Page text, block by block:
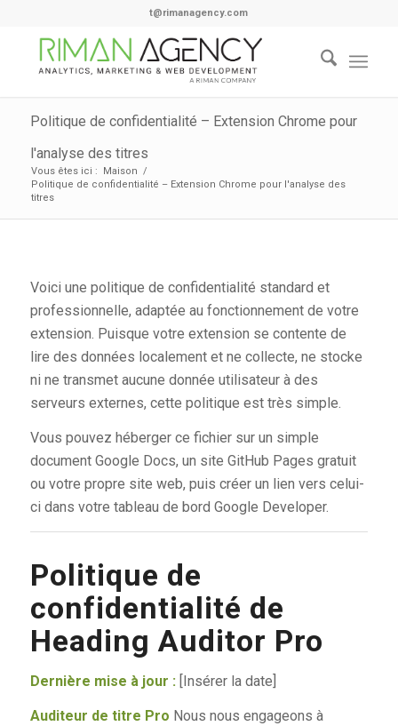
t@rimanagency.com
Politique de confidentialité – Extension Chrome pour
l'analyse des titres
Vous êtes ici : Maison /
Politique de confidentialité – Extension Chrome pour l'analyse des
titres
Voici une politique de confidentialité standard et
professionnelle, adaptée au fonctionnement de votre
extension. Puisque votre extension se contente de
lire des données localement et ne collecte, ne stocke
ni ne transmet aucune donnée utilisateur à des
serveurs externes, cette politique est très simple.
Vous pouvez héberger ce fichier sur un simple
document Google Docs, un site GitHub Pages gratuit
ou votre propre site web, puis créer un lien vers celui-
ci dans votre tableau de bord Google Developer.
Politique de
confidentialité de
Heading Auditor Pro
Dernière mise à jour : [Insérer la date]
Auditeur de titre Pro Nous nous engageons à